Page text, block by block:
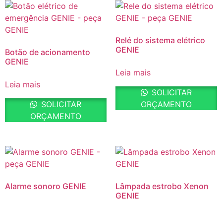
Botão de acionamento
GENIE
Leia mais
SOLICITAR
ORÇAMENTO
Relé do sistema elétrico
GENIE
Leia mais
SOLICITAR
ORÇAMENTO
Alarme sonoro GENIE
Lâmpada estrobo Xenon
GENIE